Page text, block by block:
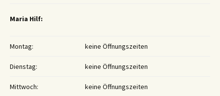
Maria Hilf:
Montag: keine Öffnungszeiten
Dienstag: keine Öffnungszeiten
Mittwoch: keine Öffnungszeiten